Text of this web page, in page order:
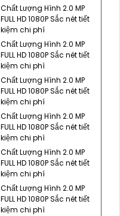
Chất Lượng Hình 2.0 MP
FULL HD 1080P Sắc nét tiết
kiệm chi phí
Chất Lượng Hình 2.0 MP
FULL HD 1080P Sắc nét tiết
kiệm chi phí
Chất Lượng Hình 2.0 MP
FULL HD 1080P Sắc nét tiết
kiệm chi phí
Chất Lượng Hình 2.0 MP
FULL HD 1080P Sắc nét tiết
kiệm chi phí
Chất Lượng Hình 2.0 MP
FULL HD 1080P Sắc nét tiết
kiệm chi phí
Chất Lượng Hình 2.0 MP
FULL HD 1080P Sắc nét tiết
kiệm chi phí